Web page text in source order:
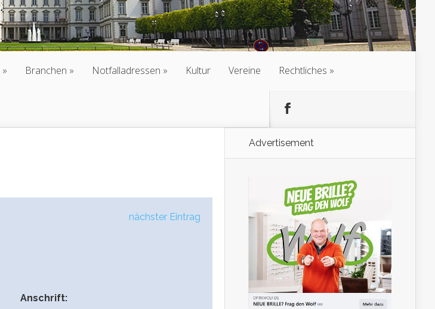
Branchen Notfalladressen Kultur Vereine Rechtliches
nächster Eintrag
Anschrift:
Advertisement